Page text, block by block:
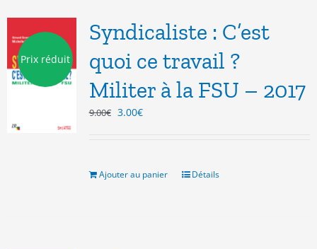
Prix réduit
Syndicaliste : C’est
quoi ce travail ?
Militer à la FSU – 2017
9.00€ Le
9.00€.
3.00€Le
3.00€.
Ajouter au panier Détails